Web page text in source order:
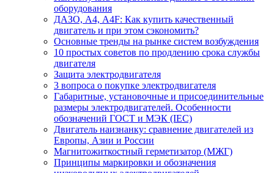
оборудования
ДАЗО, А4, А4F: Как купить качественный
двигатель и при этом сэкономить?
Основные тренды на рынке систем возбуждения
10 простых советов по продлению срока службы
двигателя
Защита электродвигателя
3 вопроса о покупке электродвигателя
Габаритные, установочные и присоединительные
размеры электродвигателей. Особенности
обозначений ГОСТ и МЭК (IEC)
Двигатель наизнанку: сравнение двигателей из
Европы, Азии и России
Магнитожиткостный герметизатор (МЖГ)
Принципы маркировки и обозначения